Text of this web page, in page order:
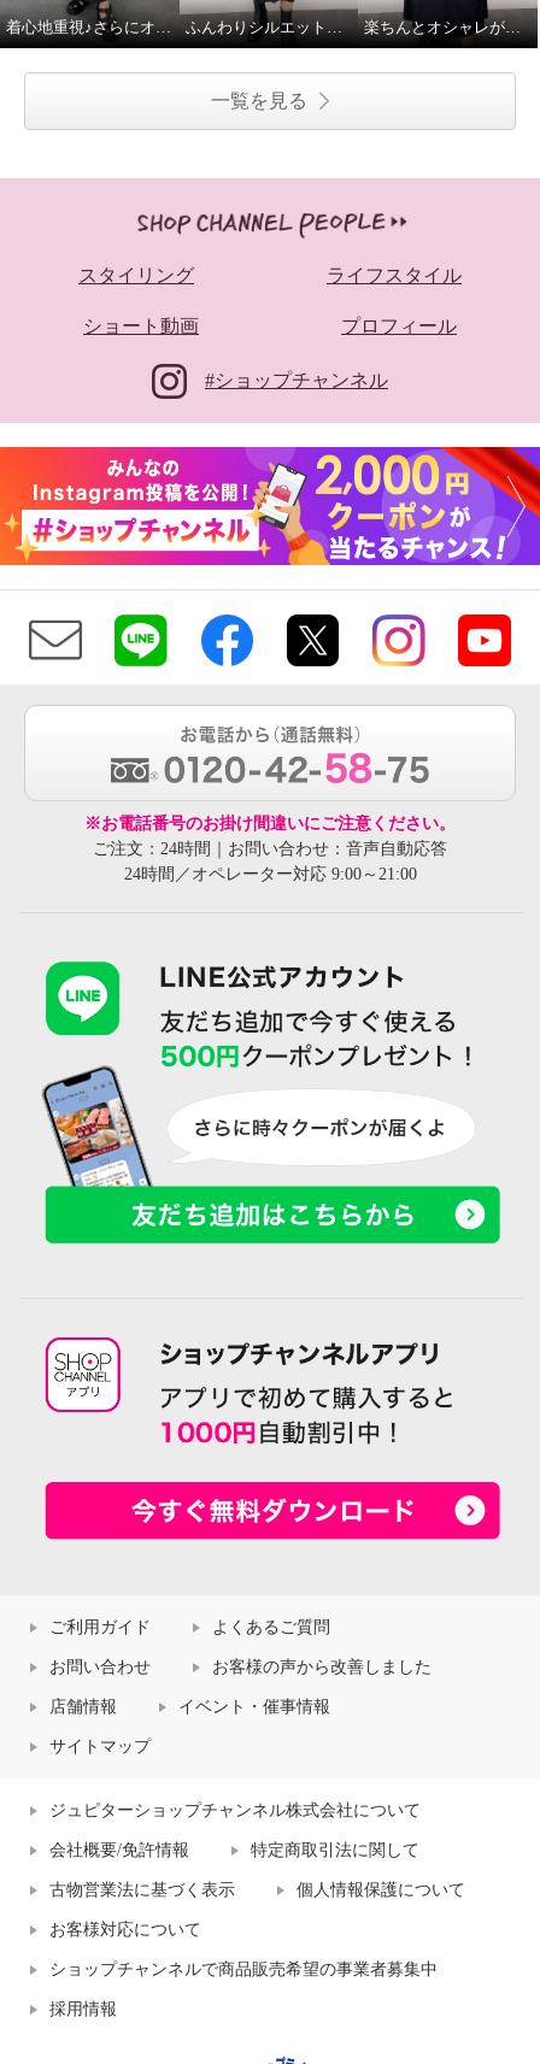
着心地重視♪さらにオシャレ感あり
一覧を見る
スタイリング ライフスタイル
ショート動画 プロフィール
#ショップチャンネル
※お電話番号のお掛け間違いにご注意ください。
ご注文：24時間｜お問い合わせ：音声自動応答
24時間／オペレーター対応 9:00～21:00
ご利用ガイド よくあるご質問
お問い合わせ お客様の声から改善しました
店舗情報 イベント・催事情報
サイトマップ
ジュピターショップチャンネル株式会社について
会社概要/免許情報 特定商取引法に関して
古物営業法に基づく表示 個人情報保護について
お客様対応について
ショップチャンネルで商品販売希望の事業者募集中
採用情報